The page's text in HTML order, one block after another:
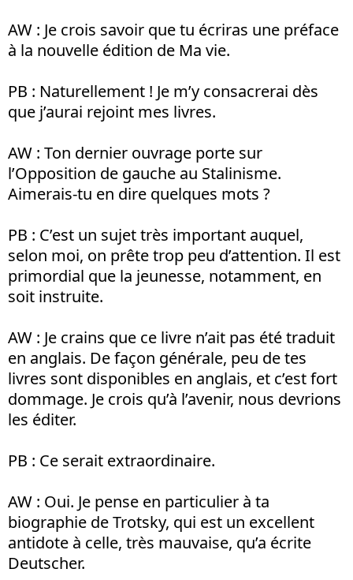
AW : Je crois savoir que tu écriras une préface
à la nouvelle édition de Ma vie.
PB : Naturellement ! Je m’y consacrerai dès
que j’aurai rejoint mes livres.
AW : Ton dernier ouvrage porte sur
l’Opposition de gauche au Stalinisme.
Aimerais-tu en dire quelques mots ?
PB : C’est un sujet très important auquel,
selon moi, on prête trop peu d’attention. Il est
primordial que la jeunesse, notamment, en
soit instruite.
AW : Je crains que ce livre n’ait pas été traduit
en anglais. De façon générale, peu de tes
livres sont disponibles en anglais, et c’est fort
dommage. Je crois qu’à l’avenir, nous devrions
les éditer.
PB : Ce serait extraordinaire.
AW : Oui. Je pense en particulier à ta
biographie de Trotsky, qui est un excellent
antidote à celle, très mauvaise, qu’a écrite
Deutscher.